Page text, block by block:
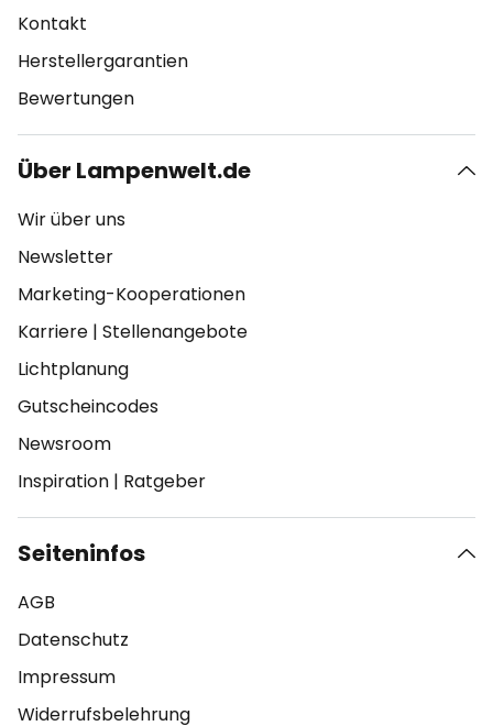
Kontakt
Herstellergarantien
Bewertungen
Über Lampenwelt.de
Wir über uns
Newsletter
Marketing-Kooperationen
Karriere | Stellenangebote
Lichtplanung
Gutscheincodes
Newsroom
Inspiration | Ratgeber
Seiteninfos
AGB
Datenschutz
Impressum
Widerrufsbelehrung